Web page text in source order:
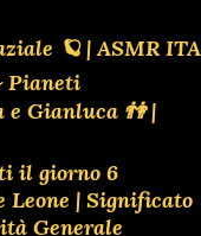
🪐 | ASMR ITA
Pianeti
Gianluca 👫 |
il giorno 6
Leone | Significato
Generale